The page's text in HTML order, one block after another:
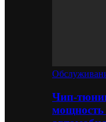
Чип-
мощность